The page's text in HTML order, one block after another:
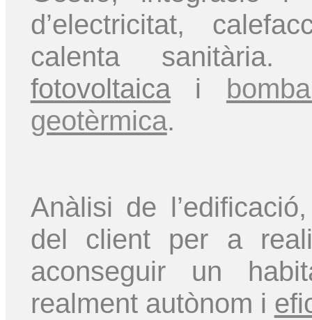
d’electricitat,
calenta
fotovoltaicai
geotèrmica.
Anàlisi de
del client per a
aconseguir un
realment autònom i